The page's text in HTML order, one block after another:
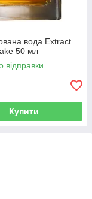
вода Extract
50 мл
відправки
Купити